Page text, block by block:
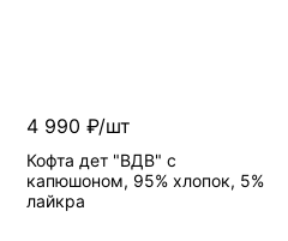
4 990 ₽/шт
Кофта дет "ВДВ" с
капюшоном, 95% хлопок, 5%
лайкра